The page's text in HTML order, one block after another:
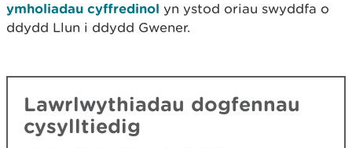
ymholiadau cyffredinol yn ystod oriau swyddfa o
ddydd Llun i ddydd Gwener.
Lawrlwythiadau dogfennau
cysylltiedig